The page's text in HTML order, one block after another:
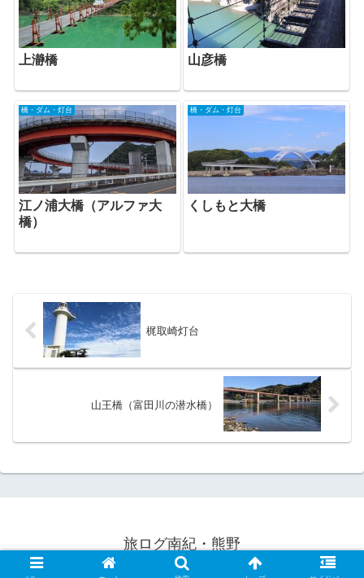
上瀞橋 山彦橋
橋・ダム・灯台
江ノ浦大橋（アルファ大
橋）
橋・ダム・灯台
くしもと大橋
梶取崎灯台
山王橋（富田川の潜水橋）
旅ログ南紀・熊野
© 2020 旅ログ南紀・熊野.